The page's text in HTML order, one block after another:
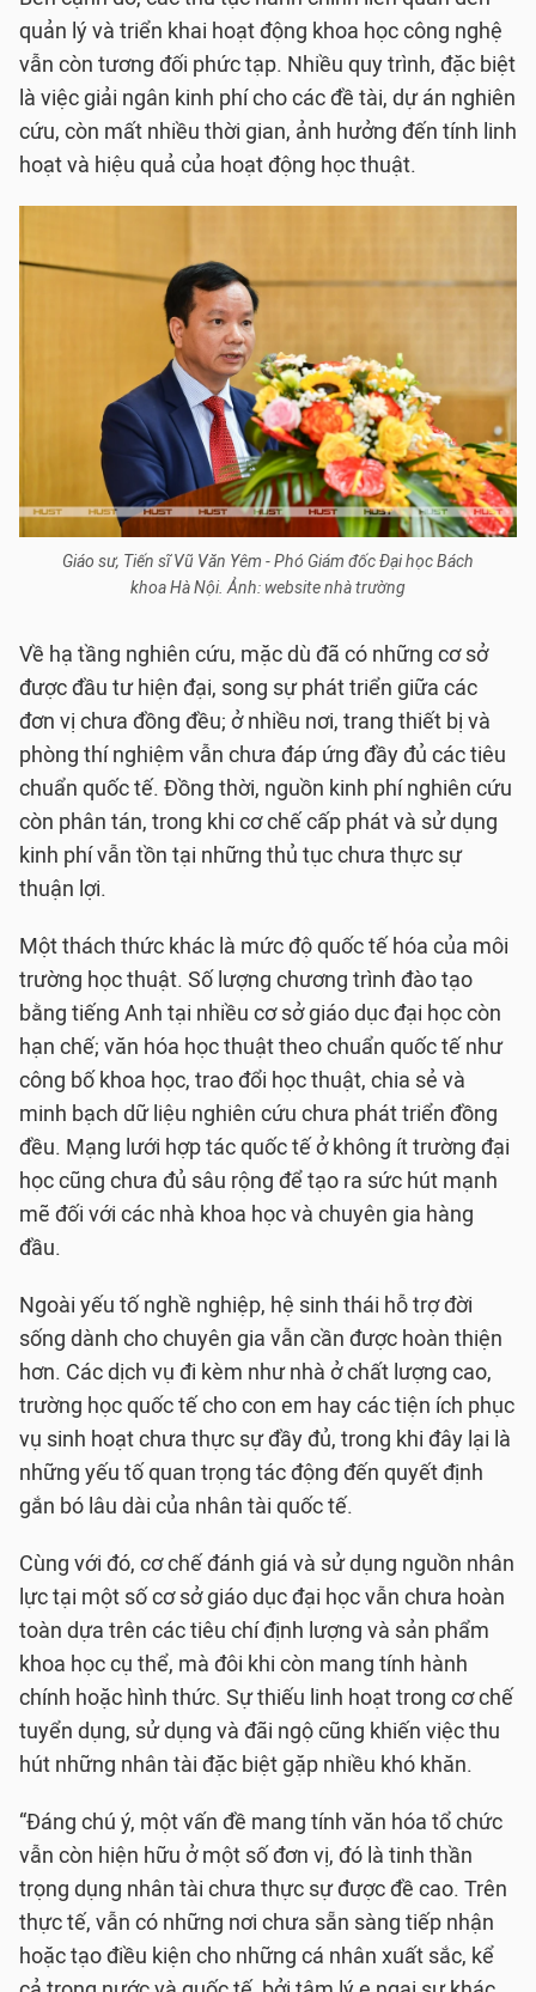
quản lý và triển khai hoạt động khoa học công nghệ
vẫn còn tương đối phức tạp. Nhiều quy trình, đặc biệt
là việc giải ngân kinh phí cho các đề tài, dự án nghiên
cứu, còn mất nhiều thời gian, ảnh hưởng đến tính linh
hoạt và hiệu quả của hoạt động học thuật.
Giáo sư, Tiến sĩ Vũ Văn Yêm - Phó Giám đốc Đại học Bách
khoa Hà Nội. Ảnh: website nhà trường
Về hạ tầng nghiên cứu, mặc dù đã có những cơ sở
được đầu tư hiện đại, song sự phát triển giữa các
đơn vị chưa đồng đều; ở nhiều nơi, trang thiết bị và
phòng thí nghiệm vẫn chưa đáp ứng đầy đủ các tiêu
chuẩn quốc tế. Đồng thời, nguồn kinh phí nghiên cứu
còn phân tán, trong khi cơ chế cấp phát và sử dụng
kinh phí vẫn tồn tại những thủ tục chưa thực sự
thuận lợi.
Một thách thức khác là mức độ quốc tế hóa của môi
trường học thuật. Số lượng chương trình đào tạo
bằng tiếng Anh tại nhiều cơ sở giáo dục đại học còn
hạn chế; văn hóa học thuật theo chuẩn quốc tế như
công bố khoa học, trao đổi học thuật, chia sẻ và
minh bạch dữ liệu nghiên cứu chưa phát triển đồng
đều. Mạng lưới hợp tác quốc tế ở không ít trường đại
học cũng chưa đủ sâu rộng để tạo ra sức hút mạnh
mẽ đối với các nhà khoa học và chuyên gia hàng
đầu.
Ngoài yếu tố nghề nghiệp, hệ sinh thái hỗ trợ đời
sống dành cho chuyên gia vẫn cần được hoàn thiện
hơn. Các dịch vụ đi kèm như nhà ở chất lượng cao,
trường học quốc tế cho con em hay các tiện ích phục
vụ sinh hoạt chưa thực sự đầy đủ, trong khi đây lại là
những yếu tố quan trọng tác động đến quyết định
gắn bó lâu dài của nhân tài quốc tế.
Cùng với đó, cơ chế đánh giá và sử dụng nguồn nhân
lực tại một số cơ sở giáo dục đại học vẫn chưa hoàn
toàn dựa trên các tiêu chí định lượng và sản phẩm
khoa học cụ thể, mà đôi khi còn mang tính hành
chính hoặc hình thức. Sự thiếu linh hoạt trong cơ chế
tuyển dụng, sử dụng và đãi ngộ cũng khiến việc thu
hút những nhân tài đặc biệt gặp nhiều khó khăn.
“Đáng chú ý, một vấn đề mang tính văn hóa tổ chức
vẫn còn hiện hữu ở một số đơn vị, đó là tinh thần
trọng dụng nhân tài chưa thực sự được đề cao. Trên
thực tế, vẫn có những nơi chưa sẵn sàng tiếp nhận
hoặc tạo điều kiện cho những cá nhân xuất sắc, kể